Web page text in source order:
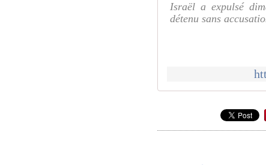
Israël a expulsé
détenu sans